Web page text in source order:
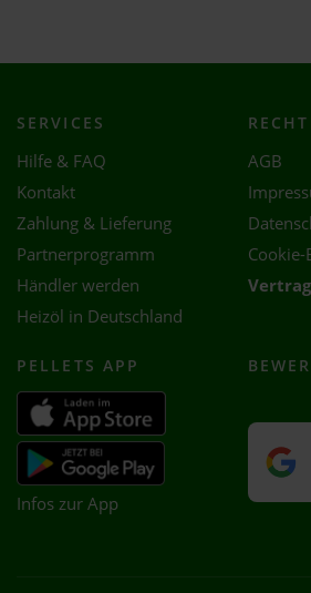
SERVICES
Hilfe & FAQ
Kontakt
Zahlung & Lieferung
Partnerprogramm
Händler werden
Heizöl in Deutschland
AGB
PELLETS APP
Infos zur App